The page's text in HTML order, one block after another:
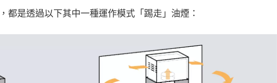
都是透過以下其中一種運作模式「踢走」油煙：